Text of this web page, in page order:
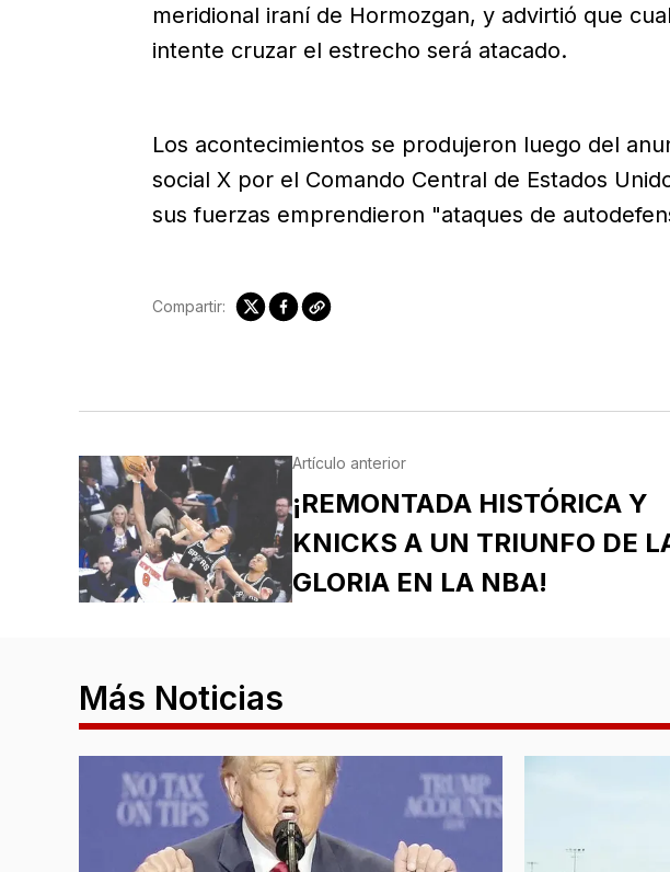
meridional iraní de Hormozgan, y advirtió que
intente cruzar el estrecho será atacado.
Los acontecimientos se produjeron luego del
social X por el Comando Central de Estados
sus fuerzas emprendieron "ataques de
Compartir:
Artículo anterior
¡REMONTADA HISTÓRICA Y
KNICKS A UN TRIUNFO DE
GLORIA EN LA NBA!
Más Noticias